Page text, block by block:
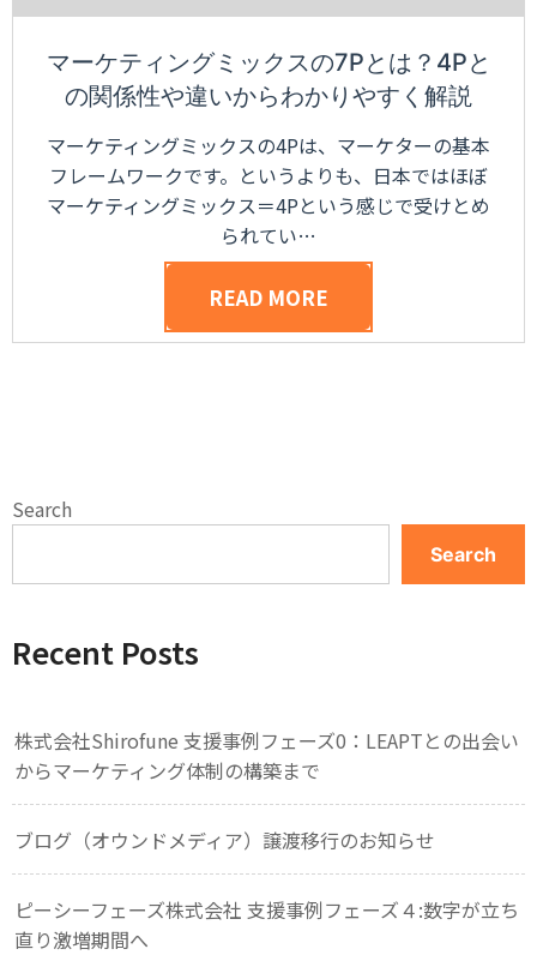
マーケティングミックスの7Pとは？4Pと
の関係性や違いからわかりやすく解説
マーケティングミックスの4Pは、マーケターの基本
フレームワークです。というよりも、日本ではほぼ
マーケティングミックス＝4Pという感じで受けとめ
られてい…
READ MORE
Search
Search
Recent Posts
株式会社Shirofune 支援事例フェーズ0：LEAPTとの出会い
からマーケティング体制の構築まで
ブログ（オウンドメディア）譲渡移行のお知らせ
ピーシーフェーズ株式会社 支援事例フェーズ４:数字が立ち
直り激増期間へ